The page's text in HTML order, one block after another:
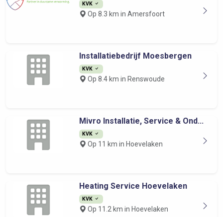
KVK
Op 8.3 km in Amersfoort
Installatiebedrijf Moesbergen
KVK
Op 8.4 km in Renswoude
Mivro Installatie, Service & Ond...
KVK
Op 11 km in Hoevelaken
Heating Service Hoevelaken
KVK
Op 11.2 km in Hoevelaken